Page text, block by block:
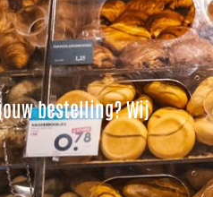
bestelling? Wij